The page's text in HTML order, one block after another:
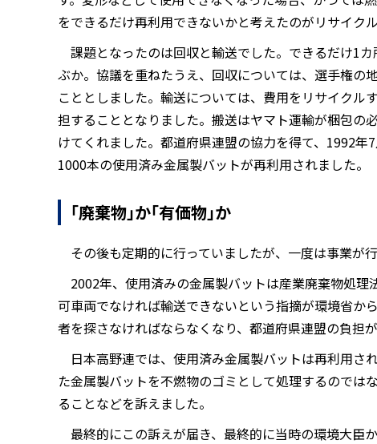
をできるだけ再利用できないかと考えたのがリサイク
課題となったのは回収と輸送でした。できるだけ1
ぶか。協議を重ねたうえ、回収については、選手権の
こととしました。輸送については、費用をリサイクル
担することとなりました。搬送はヤマト運輸が梱包の
けてくれました。都道府県連盟の協力を得て、1992
1000本の使用済み金属製バットが再利用されました。
「廃棄物」か「有価物」か
その後も定期的に行っていましたが、一度は事業が
2002年、使用済みの金属製バットは産業廃棄物処
可車両でなければ輸送できないという指摘が環境省か
者を探さなければならなくなり、都道府県連盟の負担
日本高野連では、使用済み金属製バットは再利用さ
た金属製バットを不燃物のゴミとして処理するのでは
ることなどを訴えました。
最終的にこの訴えが届き、最終的に当時の環境大臣